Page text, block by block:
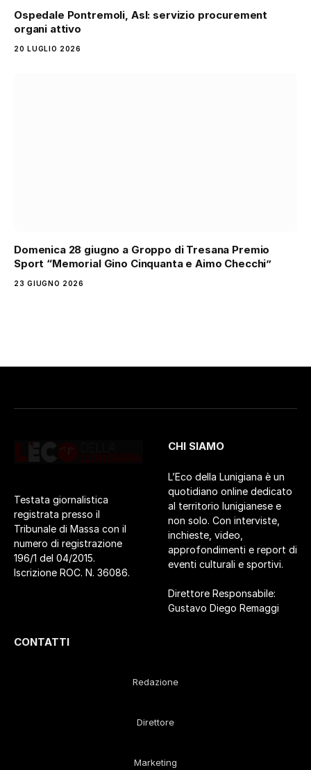
Ospedale Pontremoli, Asl: servizio procurement
organi attivo
20 LUGLIO 2026
Domenica 28 giugno a Groppo di Tresana Premio
Sport “Memorial Gino Cinquanta e Aimo Checchi”
23 GIUGNO 2026
Testata giornalistica
registrata presso il
Tribunale di Massa con il
numero di registrazione
196/1 del 04/2015.
Iscrizione ROC. N. 36086.
CHI SIAMO
L’Eco della Lunigiana è un
quotidiano online dedicato
al territorio lunigianese e
non solo. Con interviste,
inchieste, video,
approfondimenti e report di
eventi culturali e sportivi.
Direttore Responsabile:
Gustavo Diego Remaggi
CONTATTI
Redazione
Direttore
Marketing